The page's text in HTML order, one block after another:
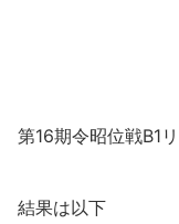
第16期令昭位戦B1
結果は以下